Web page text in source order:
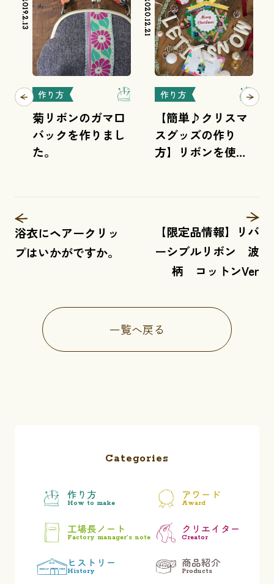
2019.2.13
作り方
菊リボンのガマ口
バックを作りまし
た。
2020.12.21
作り方
【簡単♪クリスマ
スグッズの作り
方】リボンを使っ
う♪
浴衣にヘアークリッ
プはいかがですか。
一覧へ戻る
【限定品情報】リバ
ーシブルリボン 波
柄 コットンVer
Categories
作り方
How to make
アワード
Award
工場長ノート
Factory manager’s note
クリエイター
Creator
ヒストリー
History
商品紹介
Products